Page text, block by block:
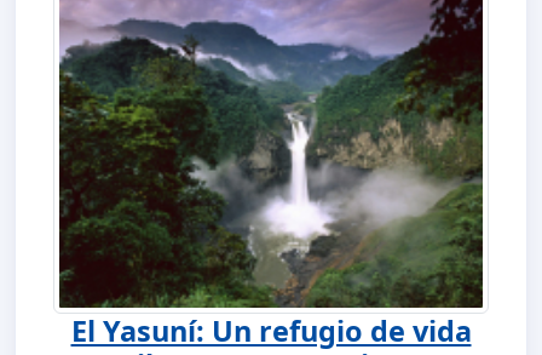
El Yasuní: Un refugio de vida